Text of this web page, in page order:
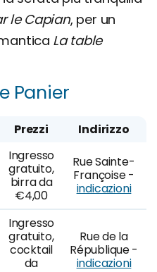
le Capian, per un
La table
Panier
Prezzi Indirizzo
Ingresso
gratuito,
birra da
€4,00
Rue Sainte-
Françoise -
indicazioni
Ingresso
gratuito,
cocktail
da
Rue de la
République -
indicazioni